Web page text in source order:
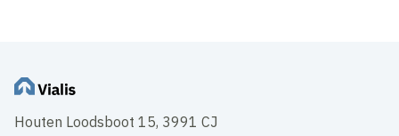
Houten Loodsboot 15, 3991 CJ